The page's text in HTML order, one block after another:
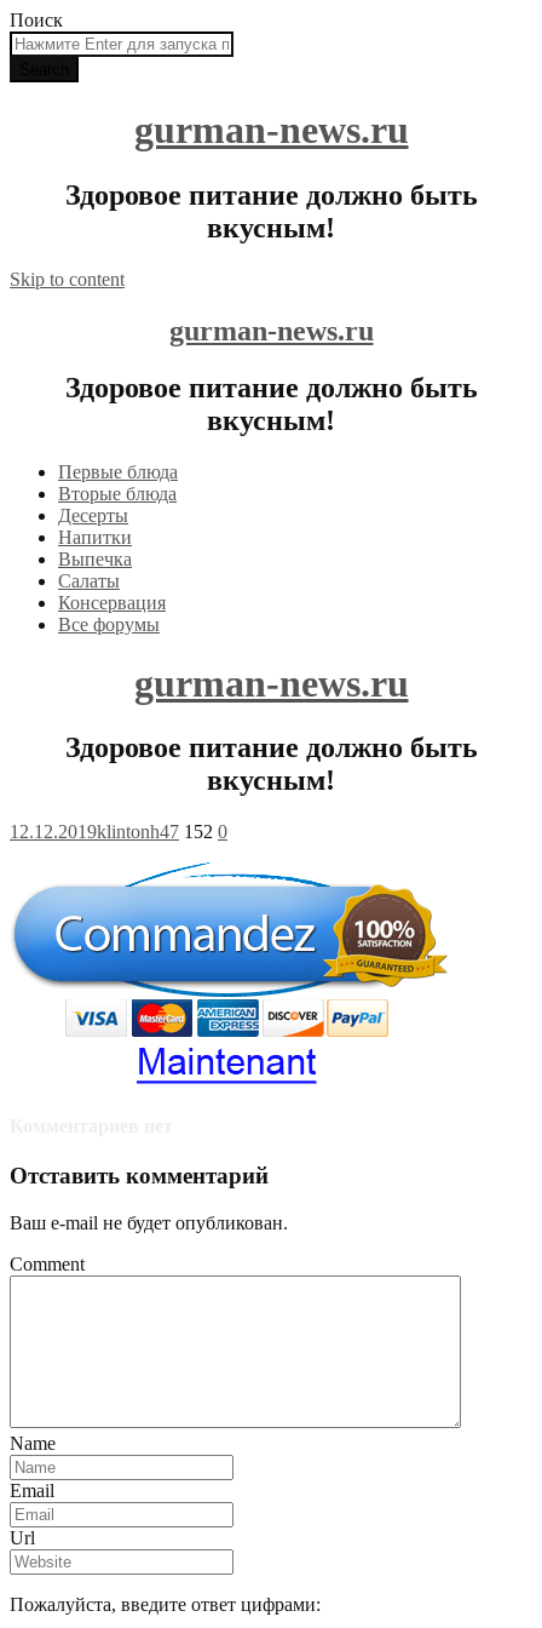
Поиск
gurman-news.ru
Здоровое питание должно быть
вкусным!
Skip to content
gurman-news.ru
Здоровое питание должно быть
вкусным!
Первые блюда
Вторые блюда
Десерты
Напитки
Выпечка
Салаты
Консервация
Все форумы
gurman-news.ru
Здоровое питание должно быть
вкусным!
12.12.2019klintonh47 152 0
Отставить комментарий
Ваш e-mail не будет опубликован.
Comment
Name
Email
Url
Пожалуйста, введите ответ цифрами: